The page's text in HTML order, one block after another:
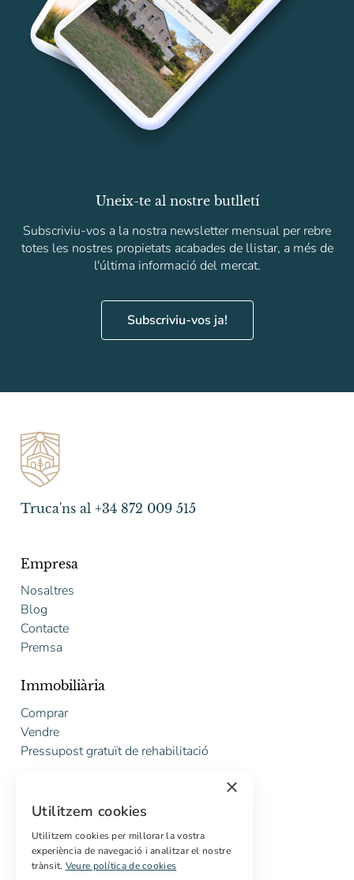
Uneix-te al nostre butlletí
Subscriviu-vos a la nostra newsletter mensual per rebre
totes les nostres propietats acabades de llistar, a més de
l'última informació del mercat.
Subscriviu-vos ja!
Truca'ns al +34 872 009 515
Empresa
Nosaltres
Blog
Contacte
Premsa
Immobiliària
Comprar
Vendre
Pressupost gratuït de rehabilitació
Marketing digital
Compradors internacionals
Propietats off-market
×
Utilitzem cookies
Utilitzem cookies per millorar la vostra
experiència de navegació i analitzar el nostre
trànsit. Veure política de cookies